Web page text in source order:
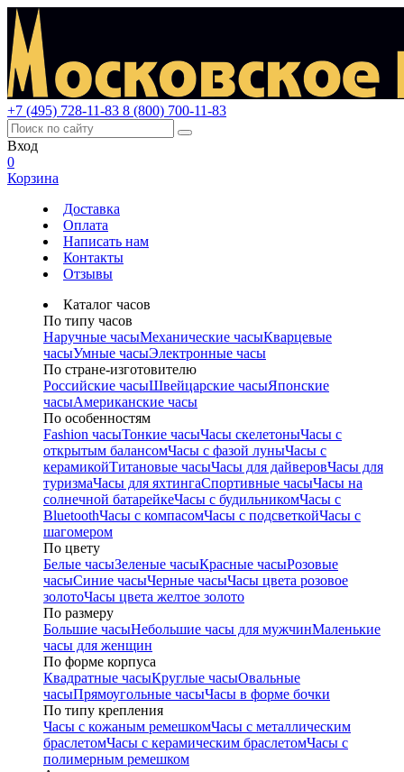
+7 (495) 728-11-83 8 (800) 700-11-83
Вход
0
Корзина
Доставка
Оплата
Написать нам
Контакты
Отзывы
Каталог часов
По типу часов
Наручные часыМеханические часыКварцевые
часыУмные часыЭлектронные часы
По стране-изготовителю
Российские часыШвейцарские часыЯпонские
часыАмериканские часы
По особенностям
Fashion часыТонкие часыЧасы скелетоныЧасы с
открытым балансомЧасы с фазой луныЧасы с
керамикойТитановые часыЧасы для дайверовЧасы для
туризмаЧасы для яхтингаСпортивные часыЧасы на
солнечной батарейкеЧасы с будильникомЧасы с
BluetoothЧасы с компасомЧасы с подсветкойЧасы с
шагомером
По цвету
Белые часыЗеленые часыКрасные часыРозовые
часыСиние часыЧерные часыЧасы цвета розовое
золотоЧасы цвета желтое золото
По размеру
Большие часыНебольшие часы для мужчинМаленькие
часы для женщин
По форме корпуса
Квадратные часыКруглые часыОвальные
часыПрямоугольные часыЧасы в форме бочки
По типу крепления
Часы с кожаным ремешкомЧасы с металлическим
браслетомЧасы с керамическим браслетомЧасы с
полимерным ремешком